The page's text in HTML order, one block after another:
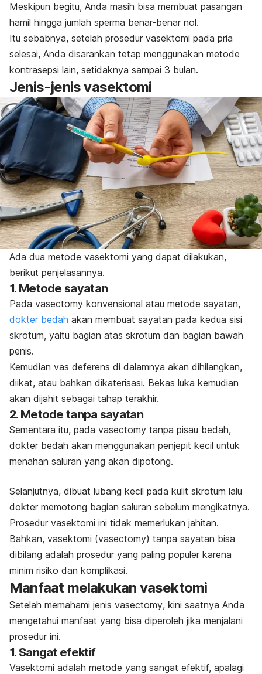
Meskipun begitu, Anda masih bisa membuat pasangan
hamil hingga jumlah sperma benar-benar nol.
Itu sebabnya, setelah prosedur vasektomi pada pria
selesai, Anda disarankan tetap menggunakan metode
kontrasepsi lain, setidaknya sampai 3 bulan.
Jenis-jenis vasektomi
Ada dua metode vasektomi yang dapat dilakukan,
berikut penjelasannya.
1. Metode sayatan
Pada vasectomy konvensional atau metode sayatan,
dokter bedah akan membuat sayatan pada kedua sisi
skrotum, yaitu bagian atas skrotum dan bagian bawah
penis.
Kemudian vas deferens di dalamnya akan dihilangkan,
diikat, atau bahkan dikaterisasi. Bekas luka kemudian
akan dijahit sebagai tahap terakhir.
2. Metode tanpa sayatan
Sementara itu, pada vasectomy tanpa pisau bedah,
dokter bedah akan menggunakan penjepit kecil untuk
menahan saluran yang akan dipotong.
Selanjutnya, dibuat lubang kecil pada kulit skrotum lalu
dokter memotong bagian saluran sebelum mengikatnya.
Prosedur vasektomi ini tidak memerlukan jahitan.
Bahkan, vasektomi (vasectomy) tanpa sayatan bisa
dibilang adalah prosedur yang paling populer karena
minim risiko dan komplikasi.
Manfaat melakukan vasektomi
Setelah memahami jenis vasectomy, kini saatnya Anda
mengetahui manfaat yang bisa diperoleh jika menjalani
prosedur ini.
1. Sangat efektif
Vasektomi adalah metode yang sangat efektif, apalagi